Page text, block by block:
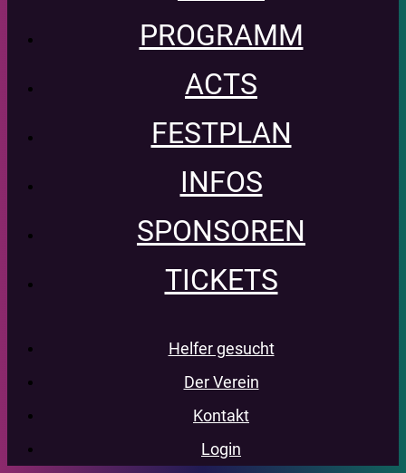
PROGRAMM
ACTS
FESTPLAN
INFOS
SPONSOREN
TICKETS
Helfer gesucht
Der Verein
Kontakt
Login